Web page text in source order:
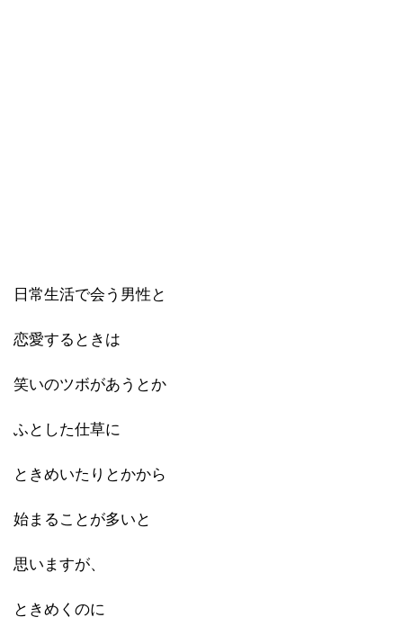
日常生活で会う男性と
恋愛するときは
笑いのツボがあうとか
ふとした仕草に
ときめいたりとかから
始まることが多いと
思いますが、
ときめくのに